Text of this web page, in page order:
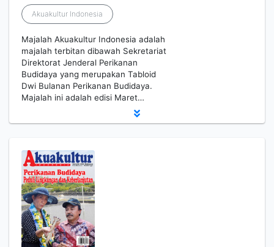
Akuakultur Indonesia
Majalah Akuakultur Indonesia adalah
majalah terbitan dibawah Sekretariat
Direktorat Jenderal Perikanan
Budidaya yang merupakan Tabloid
Dwi Bulanan Perikanan Budidaya.
Majalah ini adalah edisi Maret…